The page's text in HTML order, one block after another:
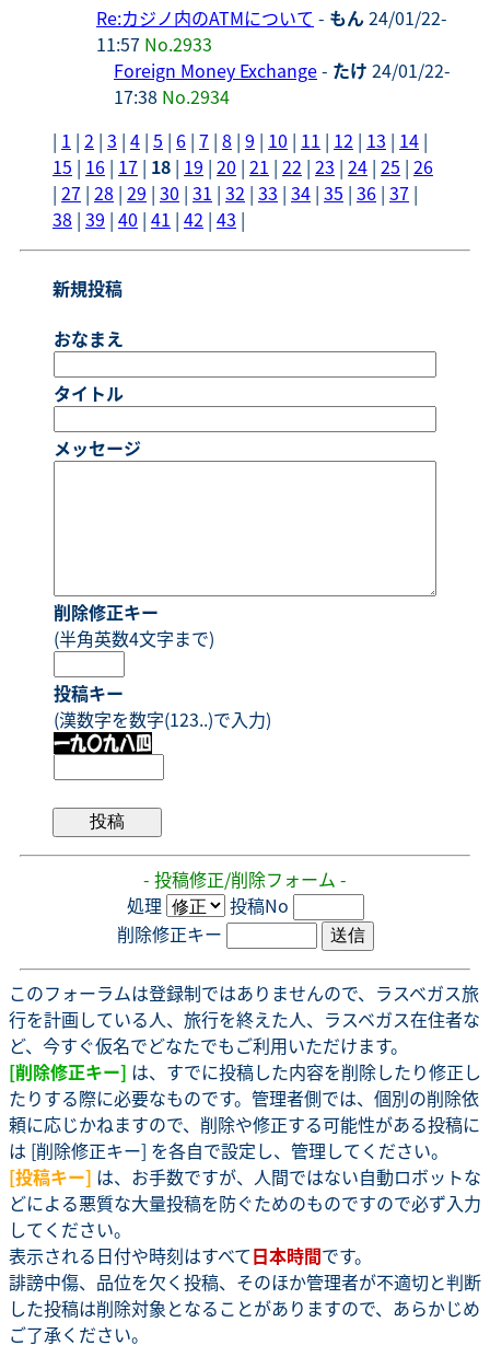
Re:カジノ内のATMについて - もん24/01/22-
11:57 No.2933
Foreign Money Exchange- たけ 24/01/22-
17:38 No.2934
| 1 | 2 | 3 | 4 | 5 | 6 | 7 | 8 | 9 | 10 | 11 | 12 | 13 | 14 |
15 | 16 | 17 | 18 | 19 | 20 | 21 | 22 | 23 | 24 | 25 | 26
| 27 | 28 | 29 | 30 | 31 | 32 | 33 | 34 | 35 | 36 | 37 |
38 | 39 | 40 | 41 | 42 | 43 |
新規投稿
おなまえ
タイトル
メッセージ
削除修正キー
(半角英数4文字まで)
投稿キー
(漢数字を数字(123..)で入力)
- 投稿修正/削除フォーム -
処理
投稿No
削除修正キー
このフォーラムは登録制ではありませんので、ラスベガス旅
行を計画している人、旅行を終えた人、ラスベガス在住者な
ど、今すぐ仮名でどなたでもご利用いただけます。
[削除修正キー] は、すでに投稿した内容を削除したり修正し
たりする際に必要なものです。管理者側では、個別の削除依
頼に応じかねますので、削除や修正する可能性がある投稿に
は [削除修正キー] を各自で設定し、管理してください。
[投稿キー] は、お手数ですが、人間ではない自動ロボットな
どによる悪質な大量投稿を防ぐためのものですので必ず入力
してください。
表示される日付や時刻はすべて日本時間です。
誹謗中傷、品位を欠く投稿、そのほか管理者が不適切と判断
した投稿は削除対象となることがありますので、あらかじめ
ご了承ください。